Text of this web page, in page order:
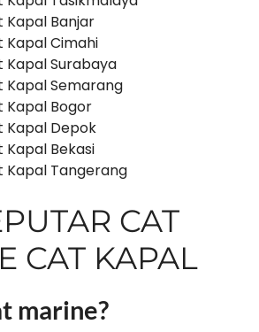
Kapal Banjar
Kapal Cimahi
Kapal Surabaya
Kapal Semarang
Kapal Bogor
Kapal Depok
Kapal Bekasi
Kapal Tangerang
CAT
CAT KAPAL
marine?